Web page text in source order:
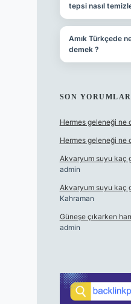
tepsi nasıl
Amık Türkçede
demek ?
SON YORUMLAR
Hermes geleneği ne
Hermes geleneği ne
Akvaryum suyu kaç
admin
Akvaryum suyu kaç
Kahraman
Güneşe çıkarken
admin